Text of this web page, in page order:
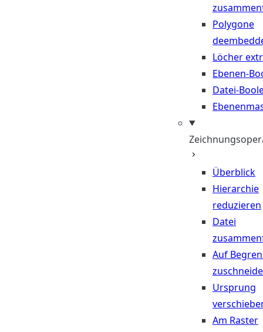
Polygone
Löcher
Ebenen-
Datei-
Überblick
Hierarchie
reduzieren
Datei
Auf
Ursprung
Am Raster